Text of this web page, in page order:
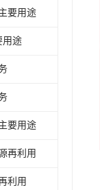
要用途
用途
要用途
再利用
利用